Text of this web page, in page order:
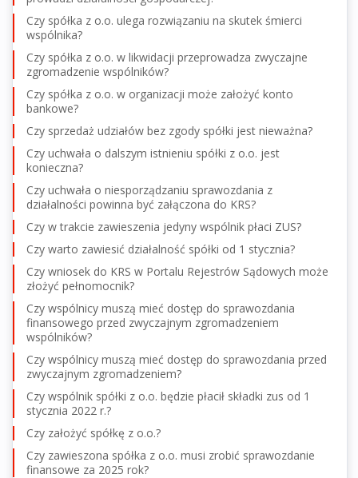
Czy spółka z o.o. ulega rozwiązaniu na skutek śmierci
wspólnika?
Czy spółka z o.o. w likwidacji przeprowadza zwyczajne
zgromadzenie wspólników?
Czy spółka z o.o. w organizacji może założyć konto
bankowe?
Czy sprzedaż udziałów bez zgody spółki jest nieważna?
Czy uchwała o dalszym istnieniu spółki z o.o. jest
konieczna?
Czy uchwała o niesporządzaniu sprawozdania z
działalności powinna być załączona do KRS?
Czy w trakcie zawieszenia jedyny wspólnik płaci ZUS?
Czy warto zawiesić działalność spółki od 1 stycznia?
Czy wniosek do KRS w Portalu Rejestrów Sądowych może
złożyć pełnomocnik?
Czy wspólnicy muszą mieć dostęp do sprawozdania
finansowego przed zwyczajnym zgromadzeniem
wspólników?
Czy wspólnicy muszą mieć dostęp do sprawozdania przed
zwyczajnym zgromadzeniem?
Czy wspólnik spółki z o.o. będzie płacił składki zus od 1
stycznia 2022 r.?
Czy założyć spółkę z o.o.?
Czy zawieszona spółka z o.o. musi zrobić sprawozdanie
finansowe za 2025 rok?